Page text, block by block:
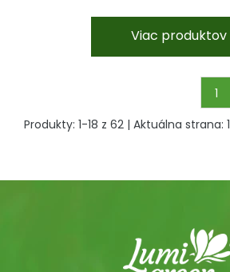
Viac produktov
1
Produkty: 1-18 z 62 | Aktuálna strana: 1